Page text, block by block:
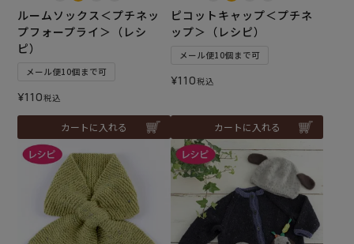
ルームソックス＜プチネッ
プフォープライ＞（レシ
ピ）
メール便10個まで可
¥110税込
カートに入れる
ピコットキャップ＜プチネ
ップ＞（レシピ）
メール便10個まで可
¥110税込
カートに入れる